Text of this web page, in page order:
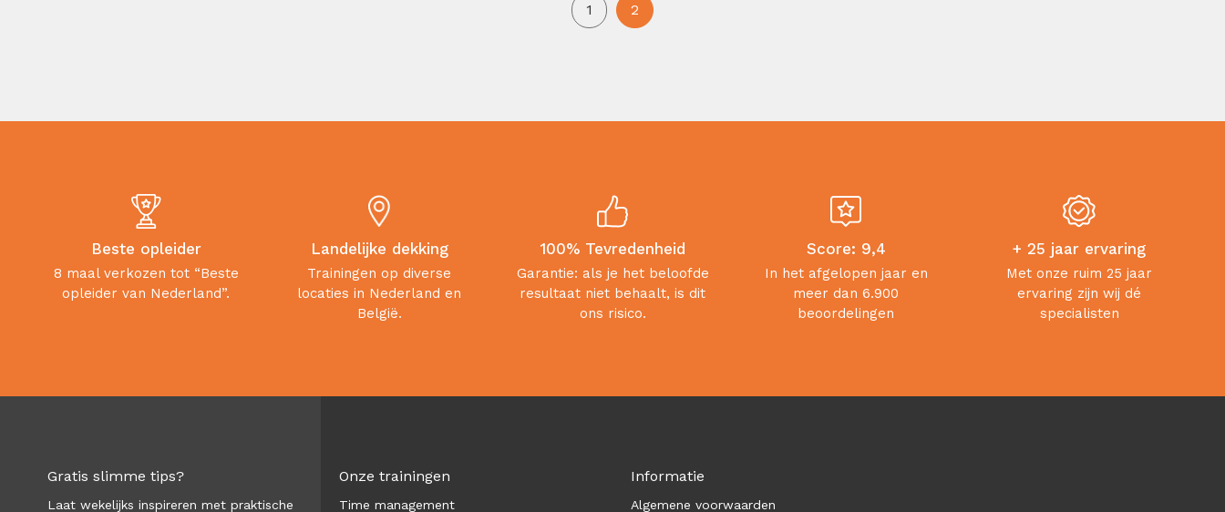
1 2
Beste opleider
8 maal verkozen tot “Beste
opleider van Nederland”.
Landelijke dekking
Trainingen op diverse
locaties in Nederland en
België.
100% Tevredenheid
Garantie: als je het beloofde
resultaat niet behaalt, is dit
ons risico.
Score: 9,4
In het afgelopen jaar en
meer dan 6.900
beoordelingen
+ 25 jaar ervaring
Met onze ruim 25 jaar
ervaring zijn wij dé
specialisten
Gratis slimme tips?
Laat wekelijks inspireren met praktische
Onze trainingen
Time management
Informatie
Algemene voorwaarden